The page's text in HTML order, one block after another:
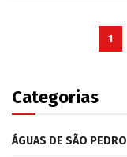
1
Categorias
ÁGUAS DE SÃO PEDRO